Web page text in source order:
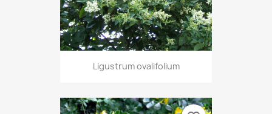
Ligustrum ovalifolium